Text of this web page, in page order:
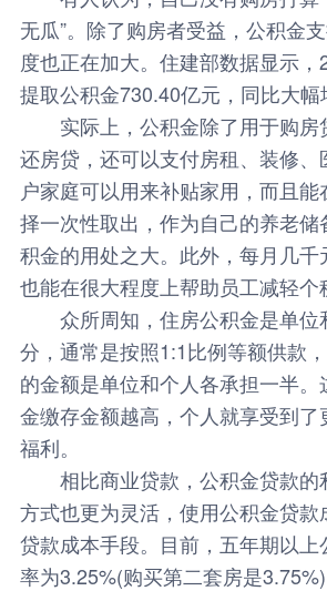
无瓜”。除了购房者受益，公积金
度也正在加大。住建部数据显示
提取公积金730.40亿元，同比大幅
实际上，公积金除了用于购房
还房贷，还可以支付房租、装修、
户家庭可以用来补贴家用，而且
择一次性取出，作为自己的养老储
积金的用处之大。此外，每月几千
也能在很大程度上帮助员工减轻个
众所周知，住房公积金是单位
分，通常是按照1:1比例等额供款
的金额是单位和个人各承担一半。
金缴存金额越高，个人就享受到了
福利。
相比商业贷款，公积金贷款的
方式也更为灵活，使用公积金贷
贷款成本手段。目前，五年期以上
率为3.25%(购买第二套房是